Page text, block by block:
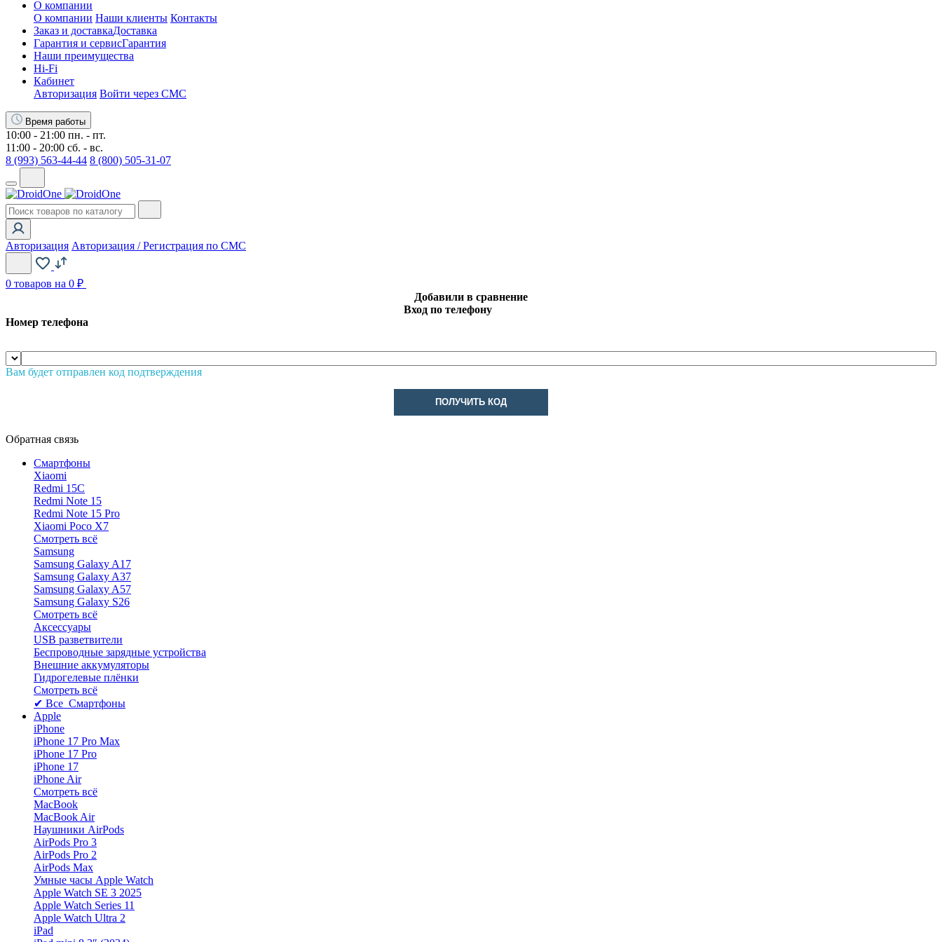
О компании
О компании Наши клиенты Контакты
Заказ и доставкаДоставка
Гарантия и сервисГарантия
Наши преимущества
Hi-Fi
Кабинет
Авторизация Войти через СМС
Время работы
10:00 - 21:00 пн. - пт.
11:00 - 20:00 сб. - вс.
8 (993) 563-44-44 8 (800) 505-31-07
Авторизация Авторизация / Регистрация по СМС
0 товаров на 0 ₽
Добавили в сравнение
Вход по телефону
Номер телефона
Вам будет отправлен код подтверждения
ПОЛУЧИТЬ КОД
Обратная связь
Смартфоны
Xiaomi
Redmi 15C
Redmi Note 15
Redmi Note 15 Pro
Xiaomi Poco X7
Смотреть всё
Samsung
Samsung Galaxy A17
Samsung Galaxy A37
Samsung Galaxy A57
Samsung Galaxy S26
Смотреть всё
Аксессуары
USB разветвители
Беспроводные зарядные устройства
Внешние аккумуляторы
Гидрогелевые плёнки
Смотреть всё
✔ Все Смартфоны
Apple
iPhone
iPhone 17 Pro Max
iPhone 17 Pro
iPhone 17
iPhone Air
Смотреть всё
MacBook
MacBook Air
Наушники AirPods
AirPods Pro 3
AirPods Pro 2
AirPods Max
Умные часы Apple Watch
Apple Watch SE 3 2025
Apple Watch Series 11
Apple Watch Ultra 2
iPad